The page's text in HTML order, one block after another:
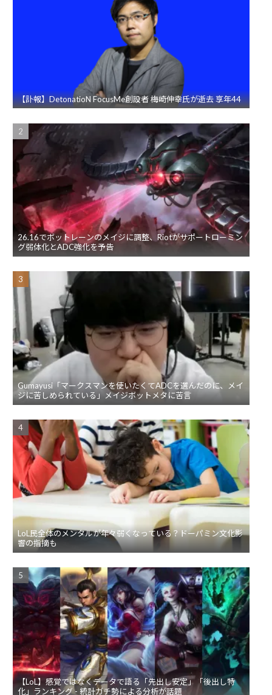
【訃報】DetonatioN FocusMe創設者 梅崎伸幸氏が逝去 享年44
26.16でボットレーンのメイジに調整、Riotがサポートローミン
グ弱体化とADC強化を予告
Gumayusi「マークスマンを使いたくてADCを選んだのに、メイ
ジに苦しめられている」メイジボットメタに苦言
LoL民全体のメンタルが年々弱くなっている？ドーパミン文化影
響の指摘も
【LoL】感覚ではなくデータで語る「先出し安定」「後出し特
化」ランキング - 統計ガチ勢による分析が話題